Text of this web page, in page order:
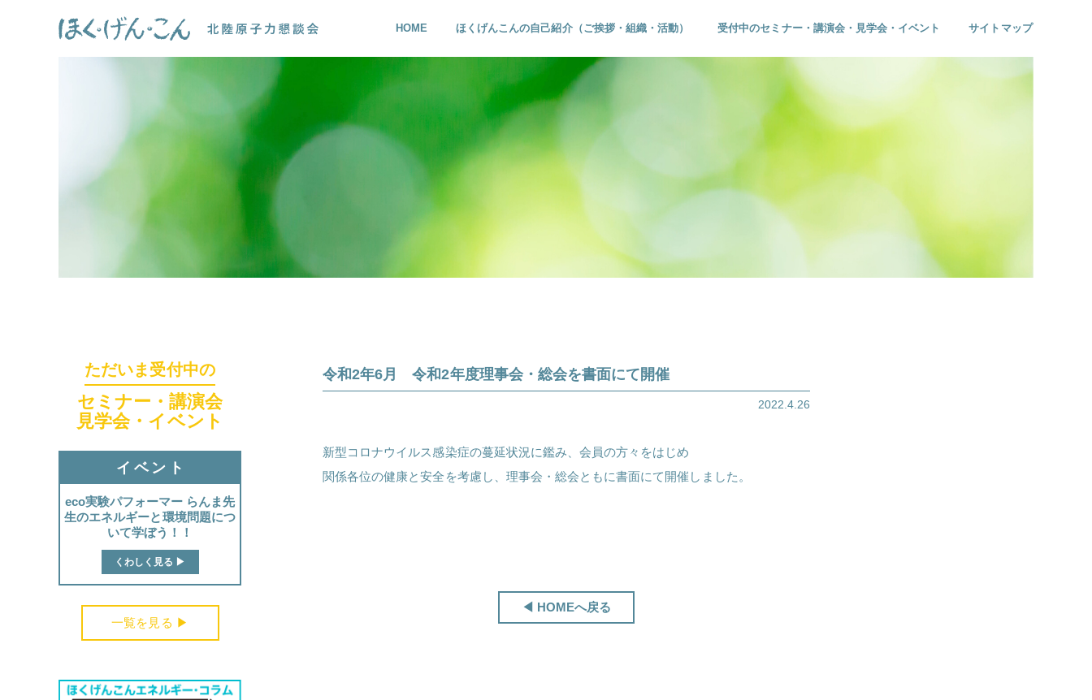
HOME ほくげんこんの自己紹介（ご挨拶・組織・活動） 受付中のセミナー・講演会・見学会・イベント サイトマップ
令和2年6月 令和2年度理事会・総会を書面にて開催
2022.4.26
新型コロナウイルス感染症の蔓延状況に鑑み、会員の方々をはじめ
関係各位の健康と安全を考慮し、理事会・総会ともに書面にて開催しました。
◀ HOMEへ戻る
ただいま受付中の
セミナー・講演会
見学会・イベント
イベント
eco実験パフォーマー らんま先
生のエネルギーと環境問題につ
いて学ぼう！！
くわしく見る ▶︎
一覧を見る ▶︎